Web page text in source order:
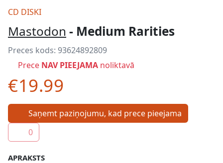
CD DISKI
Mastodon - Medium Rarities
Preces kods: 93624892809
Prece NAV PIEEJAMA noliktavā
€19.99
Saņemt paziņojumu, kad prece pieejama
0
APRAKSTS